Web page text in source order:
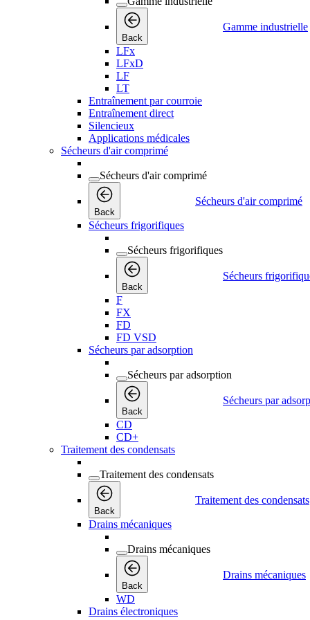
Back
Gamme industrielle
LFx
LFxD
LF
LT
Entraînement par courroie
Entraînement direct
Silencieux
Applications médicales
Sécheurs d'air comprimé
Sécheurs d'air comprimé
Back
Sécheurs d'air comprimé
Sécheurs frigorifiques
Sécheurs frigorifiques
Back
Sécheurs
F
FX
FD
FD VSD
Sécheurs par adsorption
Sécheurs par adsorption
Back
Sécheurs par
CD
CD+
Traitement des condensats
Traitement des condensats
Back
Traitement des condensats
Drains mécaniques
Drains mécaniques
Back
Drains mécaniques
WD
Drains électroniques